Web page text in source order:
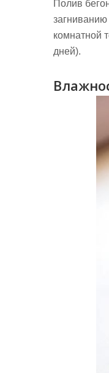
Полив
комнатной
дней).